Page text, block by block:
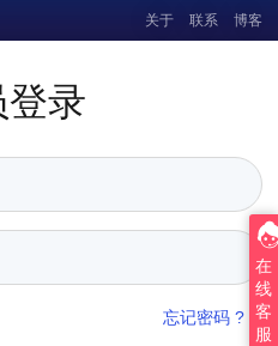
关于 联系 博客
录
忘记密码 ?
在
线
客
服